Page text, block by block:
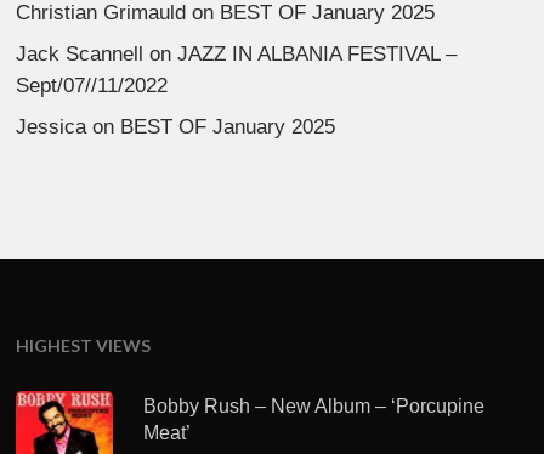
Christian Grimauld on BEST OF January 2025
Jack Scannell
onJAZZ IN ALBANIA FESTIVAL –
Sept/07//11/2022
Jessicaon BEST OF January 2025
HIGHEST VIEWS
Bobby Rush – New Album – ‘Porcupine
Meat’